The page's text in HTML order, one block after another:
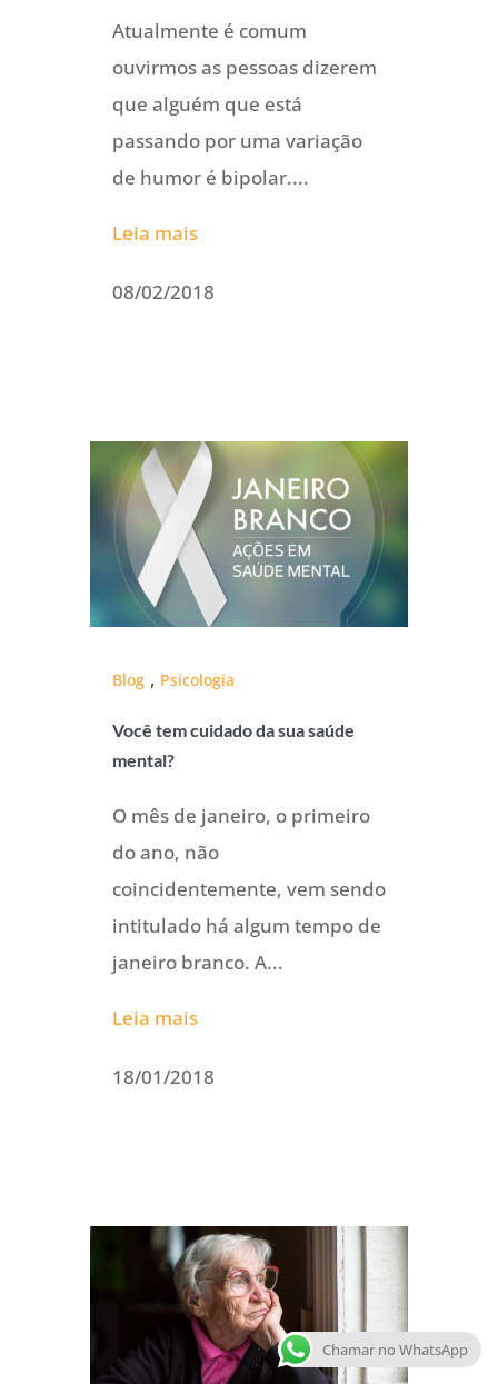
Atualmente é comum
ouvirmos as pessoas dizerem
que alguém que está
passando por uma variação
de humor é bipolar....
Leia mais
08/02/2018
Blog , Psicologia
Você tem cuidado da sua saúde
mental?
O mês de janeiro, o primeiro
do ano, não
coincidentemente, vem sendo
intitulado há algum tempo de
janeiro branco. A...
Leia mais
18/01/2018
Chamar no WhatsApp